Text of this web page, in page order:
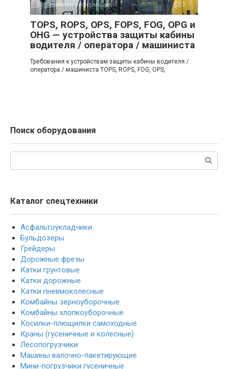
Справочная информация 3
TOPS, ROPS, OPS, FOPS, FOG, OPG и
OHG — устройства защиты кабины
водителя / оператора / машиниста
Требования к устройствам защиты кабины водителя /
оператора / машиниста TOPS, ROPS, FOG, OPS,
Поиск оборудования
Каталог спецтехники
Асфальтоукладчики
Бульдозеры
Грейдеры
Дорожные фрезы
Катки грунтовые
Катки дорожные
Катки пневмоколесные
Комбайны зерноуборочные
Комбайны хлопкоуборочные
Косилки-плющилки самоходные
Краны (гусеничные и колесные)
Лесопогрузчики
Машины валочно-пакетирующие
Мини-погрузчики гусеничные